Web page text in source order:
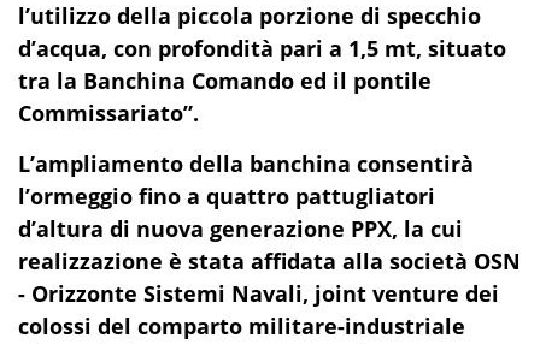
l’utilizzo della piccola porzione di specchio
d’acqua, con profondità pari a 1,5 mt, situato
tra la Banchina Comando ed il pontile
Commissariato”.
L’ampliamento della banchina consentirà
l’ormeggio fino a quattro pattugliatori
d’altura di nuova generazione PPX, la cui
realizzazione è stata affidata alla società OSN
- Orizzonte Sistemi Navali, joint venture dei
colossi del comparto militare-industriale